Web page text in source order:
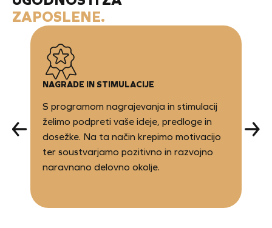
ZAPOSLENE.
NAGRADE IN STIMULACIJE
S programom nagrajevanja in stimulacij
želimo podpreti vaše ideje, predloge in
dosežke. Na ta način krepimo motivacijo
ter soustvarjamo pozitivno in razvojno
naravnano delovno okolje.